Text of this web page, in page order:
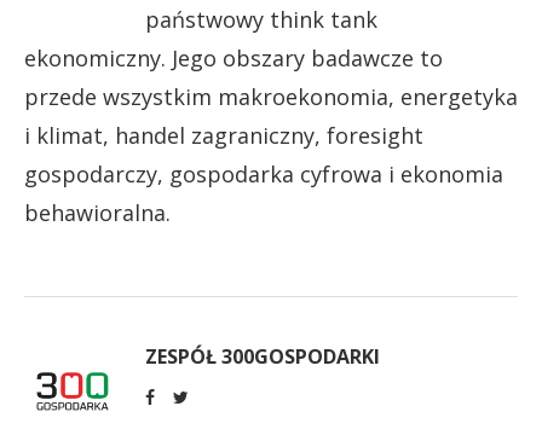
państwowy think tank
ekonomiczny. Jego obszary badawcze to
przede wszystkim makroekonomia, energetyka
i klimat, handel zagraniczny, foresight
gospodarczy, gospodarka cyfrowa i ekonomia
behawioralna.
ZESPÓŁ 300GOSPODARKI